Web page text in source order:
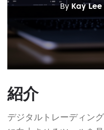
By Kay Lee
紹介
デジタルトレーディン